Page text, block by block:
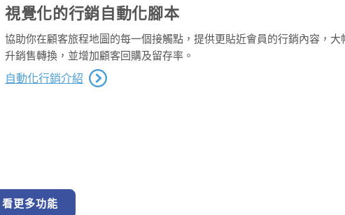
視覺化的行銷自動化腳本
協助你在顧客旅程地圖的每一個接觸點，提供更貼近會員的行銷內容，大
升銷售轉換，並增加顧客回購及留存率。
自動化行銷介紹
看更多功能